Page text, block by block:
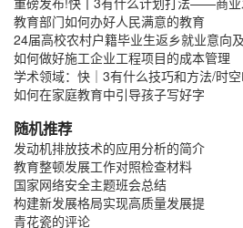
教育部门如何办好人民满意的教育
24届高校农村户籍毕业生返乡就业意向
如何做好施工企业工程项目的成本管理
学术领域：快｜3有什么技巧和方法/时
如何在家庭教育中引导孩子写好字
随机推荐
发动机排放技术的应用分析的简介
教育整顿发展工作对照检查材料
国家网络安全主题班会总结
构建新发展格局实现高质量发展提
青花瓷的评论